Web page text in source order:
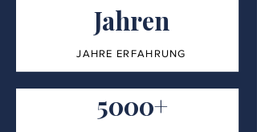
Jahren
JAHRE ERFAHRUNG
5000+